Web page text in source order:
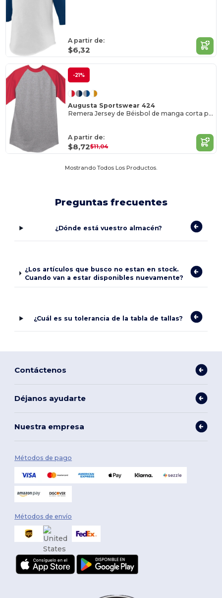
A partir de:
$6,32
-21%
Augusta Sportswear 424
Remera Jersey de Béisbol de manga corta para jóvenes
A partir de:
$8,72$11,04
Mostrando Todos Los Productos.
Preguntas frecuentes
¿Dónde está vuestro almacén?
¿Los artículos que busco no estan en stock.
Cuando van a estar disponibles nuevamente?
¿Cuál es su tolerancia de la tabla de tallas?
Contáctenos
Déjanos ayudarte
Nuestra empresa
Métodos de pago
Métodos de envío